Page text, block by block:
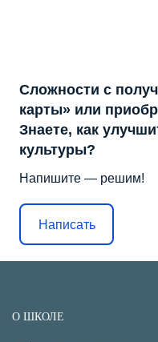
Сложности с
карты» или
Знаете, как
культуры?
Напишите — решим!
Написать
О ШКОЛЕ